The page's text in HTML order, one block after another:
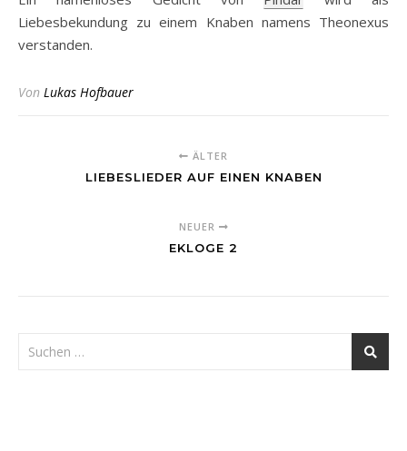
Liebesbekundung zu einem Knaben namens Theonexus
verstanden.
Von Lukas Hofbauer
ÄLTER
LIEBESLIEDER AUF EINEN KNABEN
NEUER
EKLOGE 2